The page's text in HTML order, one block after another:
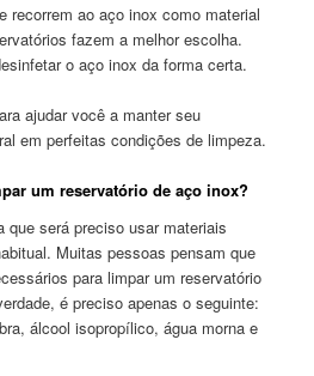
recorrem ao aço inox como material
fazem a melhor escolha.
o aço inox da forma certa.
ajudar você a manter seu
em perfeitas condições de limpeza.
um reservatório de aço inox?
será preciso usar materiais
Muitas pessoas pensam que
para limpar um reservatório
é preciso apenas o seguinte:
álcool isopropílico, água morna e